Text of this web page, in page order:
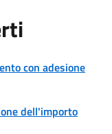
con adesione
dell'importo